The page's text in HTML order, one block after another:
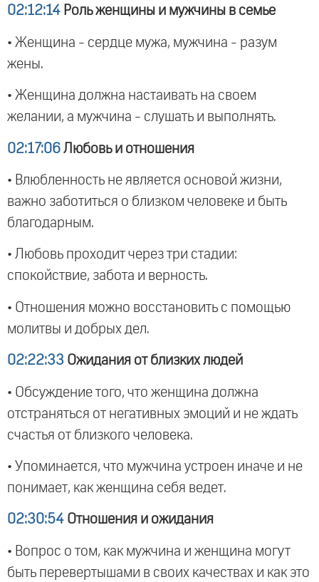
02:12:14 Роль женщины и мужчины в семье
• Женщина - сердце мужа, мужчина - разум
жены.
• Женщина должна настаивать на своем
желании, а мужчина - слушать и выполнять.
02:17:06 Любовь и отношения
• Влюбленность не является основой жизни,
важно заботиться о близком человеке и быть
благодарным.
• Любовь проходит через три стадии:
спокойствие, забота и верность.
• Отношения можно восстановить с помощью
молитвы и добрых дел.
02:22:33 Ожидания от близких людей
• Обсуждение того, что женщина должна
отстраняться от негативных эмоций и не ждать
счастья от близкого человека.
• Упоминается, что мужчина устроен иначе и не
понимает, как женщина себя ведет.
02:30:54 Отношения и ожидания
• Вопрос о том, как мужчина и женщина могут
быть перевертышами в своих качествах и как это